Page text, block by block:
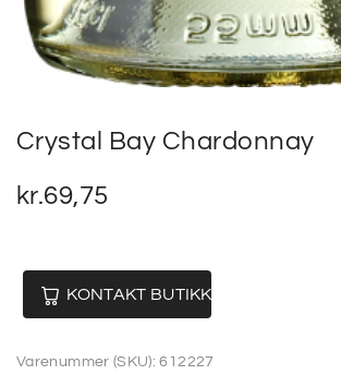
Crystal Bay Chardonnay
kr.69,75
KONTAKT BUTIKKEN
Varenummer (SKU):612227